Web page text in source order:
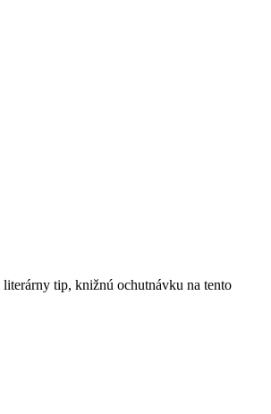
tip, knižnú ochutnávku na tento